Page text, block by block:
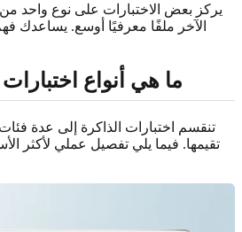
يركز بعض الاختبارات على نوع واحد من
الآخر ملفًا معرفيًا أوسع. يساعدك
ما هي أنواع
تنقسم اختبارات الذاكرة إلى عدة
تقيمها. فيما يلي تفصيل عملي لأكثر